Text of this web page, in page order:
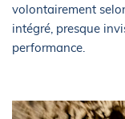
volontairement
intégré, presque
performance.